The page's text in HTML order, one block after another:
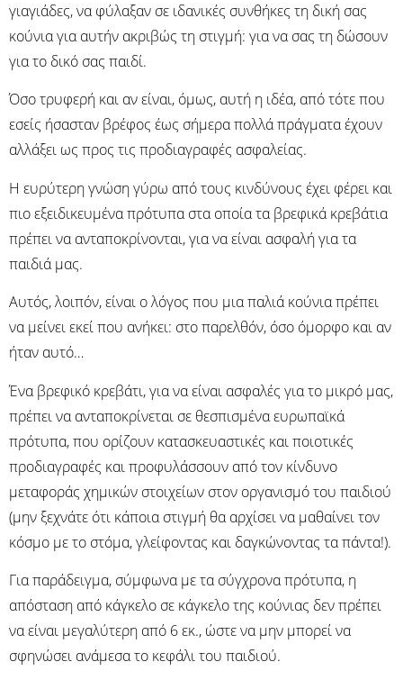
γιαγιάδες, να φύλαξαν σε ιδανικές συνθήκες τη δική σας
κούνια για αυτήν ακριβώς τη στιγμή: για να σας τη δώσουν
για το δικό σας παιδί.
Όσο τρυφερή και αν είναι, όμως, αυτή η ιδέα, από τότε που
εσείς ήσασταν βρέφος έως σήμερα πολλά πράγματα έχουν
αλλάξει ως προς τις προδιαγραφές ασφαλείας.
Η ευρύτερη γνώση γύρω από τους κινδύνους έχει φέρει και
πιο εξειδικευμένα πρότυπα στα οποία τα βρεφικά κρεβάτια
πρέπει να ανταποκρίνονται, για να είναι ασφαλή για τα
παιδιά μας.
Αυτός, λοιπόν, είναι ο λόγος που μια παλιά κούνια πρέπει
να μείνει εκεί που ανήκει: στο παρελθόν, όσο όμορφο και αν
ήταν αυτό…
Ένα βρεφικό κρεβάτι, για να είναι ασφαλές για το μικρό μας,
πρέπει να ανταποκρίνεται σε θεσπισμένα ευρωπαϊκά
πρότυπα, που ορίζουν κατασκευαστικές και ποιοτικές
προδιαγραφές και προφυλάσσουν από τον κίνδυνο
μεταφοράς χημικών στοιχείων στον οργανισμό του παιδιού
(μην ξεχνάτε ότι κάποια στιγμή θα αρχίσει να μαθαίνει τον
κόσμο με το στόμα, γλείφοντας και δαγκώνοντας τα πάντα!).
Για παράδειγμα, σύμφωνα με τα σύγχρονα πρότυπα, η
απόσταση από κάγκελο σε κάγκελο της κούνιας δεν πρέπει
να είναι μεγαλύτερη από 6 εκ., ώστε να μην μπορεί να
σφηνώσει ανάμεσα το κεφάλι του παιδιού.